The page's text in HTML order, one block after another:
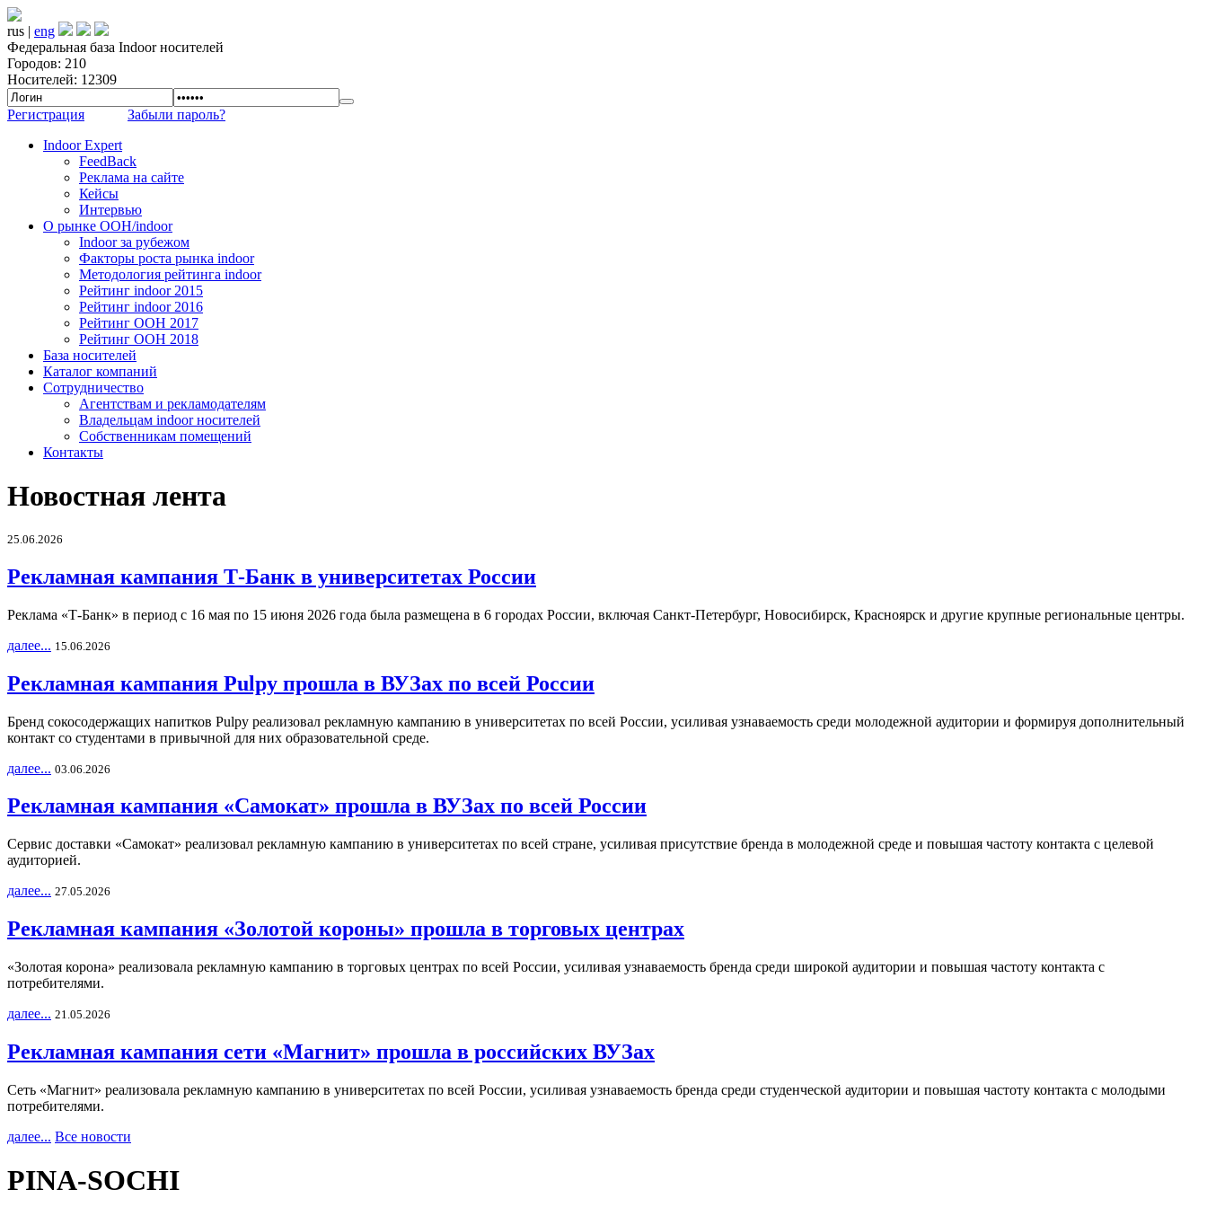
rus | eng
Федеральная база Indoor носителей
Городов: 210
Носителей: 12309
Регистрация
Забыли пароль?
Indoor Expert
FeedBack
Реклама на сайте
Кейсы
Интервью
О рынке OOH/indoor
Indoor за рубежом
Факторы роста рынка indoor
Методология рейтинга indoor
Рейтинг indoor 2015
Рейтинг indoor 2016
Рейтинг OOH 2017
Рейтинг OOH 2018
База носителей
Каталог компаний
Сотрудничество
Агентствам и рекламодателям
Владельцам indoor носителей
Собственникам помещений
Контакты
Новостная лента
25.06.2026
Рекламная кампания Т-Банк в университетах России
Реклама «Т-Банк» в период с 16 мая по 15 июня 2026 года была размещена в 6 городах России, включая Санкт-Петербург, Новосибирск, Красноярск и другие крупные региональные центры.
далее... 15.06.2026
Рекламная кампания Pulpy прошла в ВУЗах по всей России
Бренд сокосодержащих напитков Pulpy реализовал рекламную кампанию в университетах по всей России, усиливая узнаваемость среди молодежной аудитории и формируя дополнительный
контакт со студентами в привычной для них образовательной среде.
далее... 03.06.2026
Рекламная кампания «Самокат» прошла в ВУЗах по всей России
Сервис доставки «Самокат» реализовал рекламную кампанию в университетах по всей стране, усиливая присутствие бренда в молодежной среде и повышая частоту контакта с целевой
аудиторией.
далее... 27.05.2026
Рекламная кампания «Золотой короны» прошла в торговых центрах
«Золотая корона» реализовала рекламную кампанию в торговых центрах по всей России, усиливая узнаваемость бренда среди широкой аудитории и повышая частоту контакта с
потребителями.
далее... 21.05.2026
Рекламная кампания сети «Магнит» прошла в российских ВУЗах
Сеть «Магнит» реализовала рекламную кампанию в университетах по всей России, усиливая узнаваемость бренда среди студенческой аудитории и повышая частоту контакта с молодыми
потребителями.
далее... Все новости
PINA-SOCHI